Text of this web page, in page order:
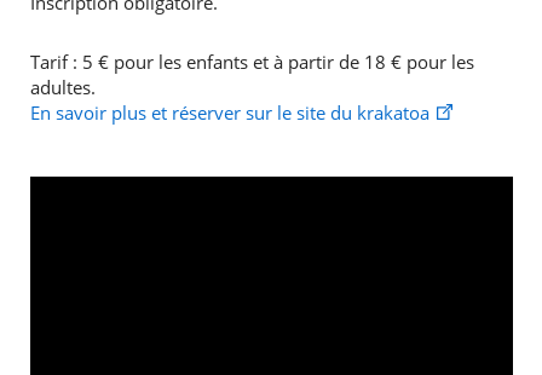
Tarif : 5 € pour les enfants et à partir de 18 € pour les
adultes.
En savoir plus et réserver sur le site du krakatoa